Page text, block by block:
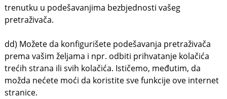
trenutku u podešavanjima bezbjednosti vašeg
pretraživača.
dd) Možete da konfigurišete podešavanja pretraživača
prema vašim željama i npr. odbiti prihvatanje kolačića
trećih strana ili svih kolačića. Ističemo, međutim, da
možda nećete moći da koristite sve funkcije ove internet
stranice.